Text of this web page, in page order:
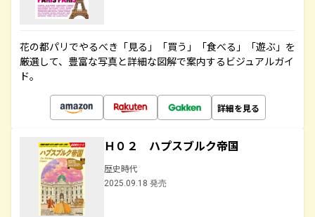
花の都パリでやるべき「見る」「買う」「食べる」「遊ぶ」を
厳選して、豊富な写真と詳細な図解で案内するビジュアルガイ
ド。
詳細を見る
Ｈ０２ ハプスブルク帝国
歴史時代
2025.09.18 発売